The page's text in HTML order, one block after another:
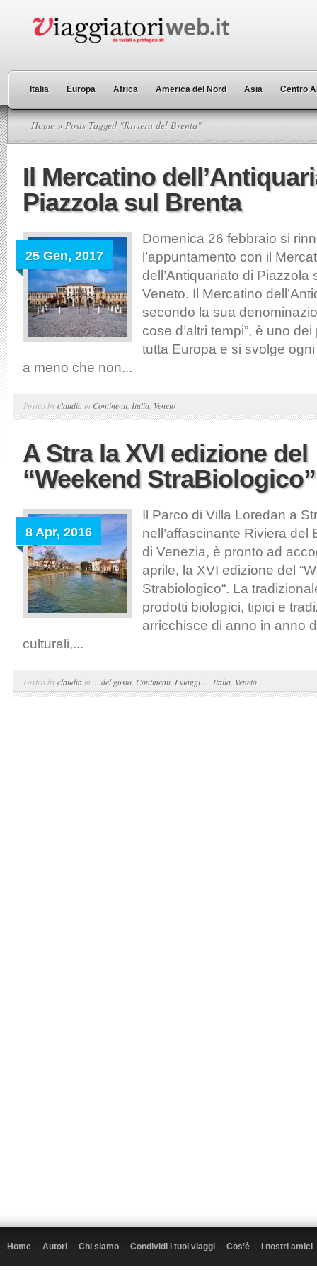
Italia Europa Africa America del Nord Asia Centro
Home » Posts Tagged "Riviera del Brenta"
Il Mercatino
Piazzola sul Brenta
25 Gen, 2017
Domenica 26 febbraio si
l’appuntamento con il
dell’Antiquariato di Piazzola
Veneto. Il Mercatino
secondo la sua
cose d’altri tempi”, è uno
tutta Europa e si svolge
a meno che non...
Posted byclaudia in Continenti, Italia Veneto
A Stra la XVI edizione del
“Weekend StraBiologico”
8 Apr, 2016
Il Parco di Villa Loredan a
nell’affascinante Riviera del
di Venezia, è pronto ad
aprile, la XVI edizione del
Strabiologico“. La
prodotti biologici, tipici e
arricchisce di anno in anno
culturali,...
Posted byclaudia in ... del gusto Continenti, I viaggi ... Italia Veneto
Home Autori Chi siamo Condividi i tuoi viaggi Cos’è I nostri amici